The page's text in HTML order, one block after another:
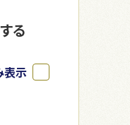
る
表示